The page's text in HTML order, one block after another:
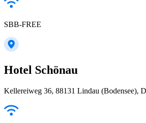
SBB-FREE
Hotel Schönau
Kellereiweg 36, 88131 Lindau (Bodensee),